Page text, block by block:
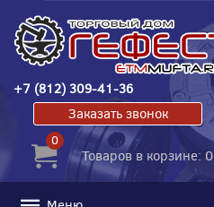
+7 (812) 309-41-36
Заказать звонок
0
Товаров в корзине: 0